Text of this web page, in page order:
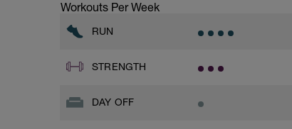
Workouts Per Week
RUN
STRENGTH
DAY OFF